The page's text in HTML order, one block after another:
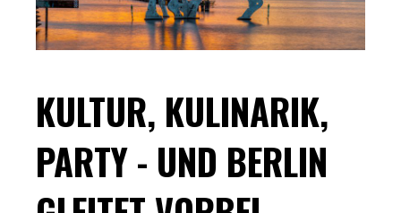
KULTUR, KULINARIK,
PARTY - UND BERLIN